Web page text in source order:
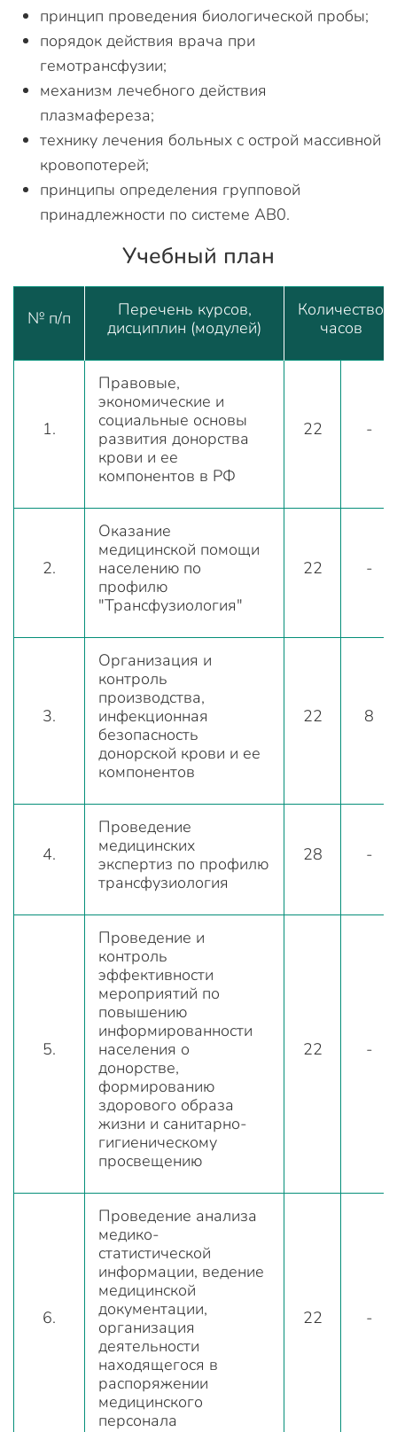
принцип проведения биологической пробы;
порядок действия врача при
гемотрансфузии;
механизм лечебного действия
плазмафереза;
технику лечения больных с острой массивной
кровопотерей;
принципы определения групповой
принадлежности по системе AB0.
Учебный план
№ п/п
Перечень курсов,
дисциплин (модулей)
Количество
часов
1.
Правовые,
экономические и
социальные основы
развития донорства
крови и ее
компонентов в РФ
22 -
2.
Оказание
медицинской помощи
населению по
профилю
"Трансфузиология"
22 -
3.
Организация и
контроль
производства,
инфекционная
безопасность
донорской крови и ее
компонентов
22 8
4.
Проведение
медицинских
экспертиз по профилю
трансфузиология
28 -
5.
Проведение и
контроль
эффективности
мероприятий по
повышению
информированности
населения о
донорстве,
формированию
здорового образа
жизни и санитарно-
гигиеническому
просвещению
22 -
6.
Проведение анализа
медико-
статистической
информации, ведение
медицинской
документации,
организация
деятельности
находящегося в
распоряжении
медицинского
персонала
22 -